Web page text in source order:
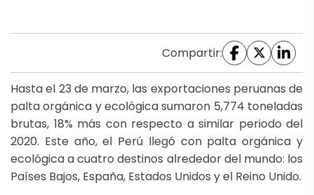
Compartir:
Hasta el 23 de marzo, las exportaciones peruanas de
palta orgánica y ecológica sumaron 5,774 toneladas
brutas, 18% más con respecto a similar periodo del
2020. Este año, el Perú llegó con palta orgánica y
ecológica a cuatro destinos alrededor del mundo: los
Países Bajos, España, Estados Unidos y el Reino Unido.